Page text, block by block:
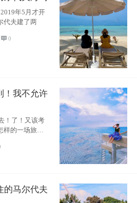
年5月才开
代夫建了两
0
！我不允许
！了！又该考
的一场旅行
的马尔代夫